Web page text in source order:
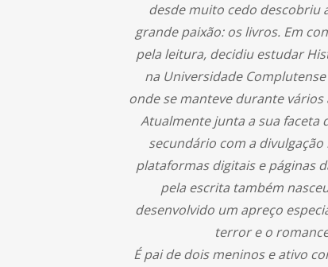
desde muito cedo descobriu
grande paixão: os livros. Em
pela leitura, decidiu estudar
na Universidade
onde se manteve durante
Atualmente junta a sua faceta
secundário com a
plataformas digitais e páginas
pela escrita também
desenvolvido um apreço
terror e o
É pai de dois meninos e ativo